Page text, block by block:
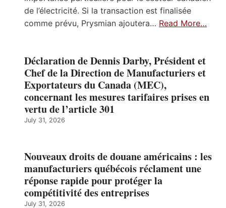
de l’électricité. Si la transaction est finalisée
comme prévu, Prysmian ajoutera… Read More…
Déclaration de Dennis Darby, Président et
Chef de la Direction de Manufacturiers et
Exportateurs du Canada (MEC),
concernant les mesures tarifaires prises en
vertu de l’article 301
July 31, 2026
Nouveaux droits de douane américains : les
manufacturiers québécois réclament une
réponse rapide pour protéger la
compétitivité des entreprises
July 31, 2026